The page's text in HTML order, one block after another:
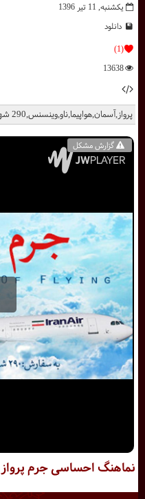
نماهنگ احساسی جرم پرواز
گزارش مشکل
پرواز,آسمان,هواپیما,ناو,وینسنس,290 شهید,حج,مکه,کعبه,آمریکا
یکشنبه, 11 تیر 1396
دانلود
(1)
13638